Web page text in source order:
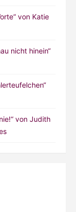
von Katie
nicht hinein“
von Judith